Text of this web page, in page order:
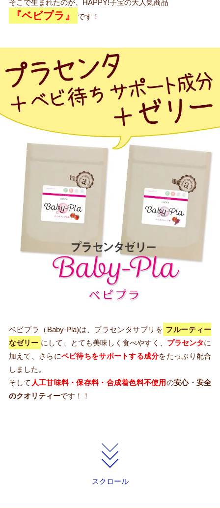
そこで生まれたのが、HAPPY!子宝の大人気商品
『ベビプラ』 です！
ベビプラ（Baby-Pla)は、プラセンタサプリを フルーティー
なゼリー にして、とても美味しく食べやすく、 プラセンタに
加えて、さらにベビ待ちをサポートする成分をたっぷり配合
しました。
そして 人工甘味料・保存料・合成着色料不使用の安心・安全
のクオリティーです！！
スクロール